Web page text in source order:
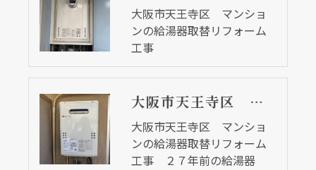
大阪市天王寺区 マンショ
ンの給湯器取替リフォーム
工事
大阪市天王寺区 マンションの給湯器取替リフォーム工事 ２７年前の給湯器
大阪市天王寺区 マンショ
ンの給湯器取替リフォーム
工事 ２７年前の給湯器